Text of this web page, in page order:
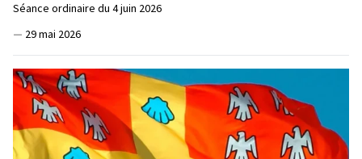
Séance ordinaire du 4 juin 2026
— 29 mai 2026